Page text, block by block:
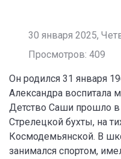
30 января 2025,
Просмотров: 409
Он родился 31 января
Александра воспитала
Детство Саши прошло
Стрелецкой бухты, на
Космодемьянской. В
занимался спортом,